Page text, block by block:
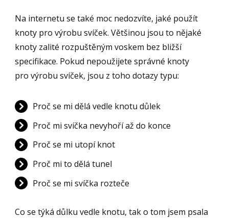
Na internetu se také moc nedozvíte, jaké použít
knoty pro výrobu svíček. Většinou jsou to nějaké
knoty zalité rozpuštěným voskem bez bližší
specifikace. Pokud nepoužijete správné knoty
pro výrobu svíček, jsou z toho dotazy typu:
Proč se mi dělá vedle knotu důlek
Proč mi svíčka nevyhoří až do konce
Proč se mi utopí knot
Proč mi to dělá tunel
Proč se mi svíčka rozteče
Co se týká důlku vedle knotu, tak o tom jsem psala